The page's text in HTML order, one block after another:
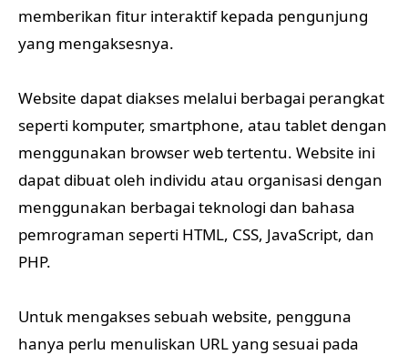
memberikan fitur interaktif kepada pengunjung
yang mengaksesnya.
Website dapat diakses melalui berbagai perangkat
seperti komputer, smartphone, atau tablet dengan
menggunakan browser web tertentu. Website ini
dapat dibuat oleh individu atau organisasi dengan
menggunakan berbagai teknologi dan bahasa
pemrograman seperti HTML, CSS, JavaScript, dan
PHP.
Untuk mengakses sebuah website, pengguna
hanya perlu menuliskan URL yang sesuai pada